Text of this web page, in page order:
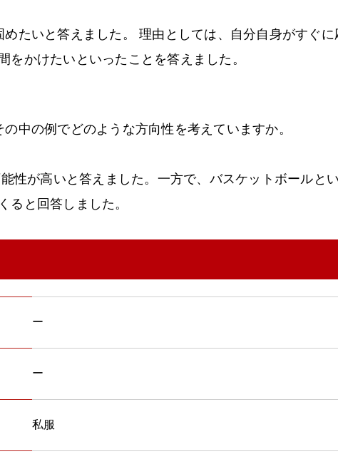
たいと答えました。 理由としては、自分自身がすぐ
かけたいといったことを答えました。
中の例でどのような方向性を考えていますか。
性が高いと答えました。一方で、バスケットボールと
ると回答しました。
ー
ー
私服